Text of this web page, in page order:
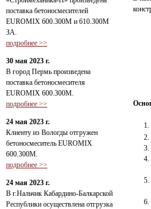
поставка бетоносмесителей
EUROMIX 600.300М и 610.300М
ЗА.
подробнее >>
30 мая 2023 г.
В город Пермь произведена
поставка бетоносмесителя
EUROMIX 600.300М.
подробнее >>
24 мая 2023 г.
Клиенту из Вологды отгружен
бетоносмеситель EUROMIX
600.300М.
подробнее >>
24 мая 2023 г.
В г.Нальчик Кабардино-Балкарской
Республики осуществлена отгрузка